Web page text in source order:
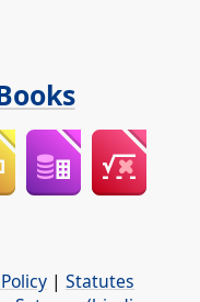
| Statutes